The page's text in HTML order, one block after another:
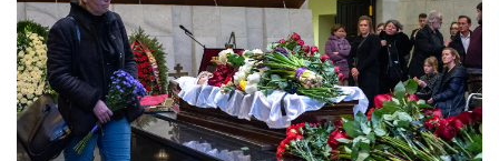
Максим Кардопольцев / RTVI